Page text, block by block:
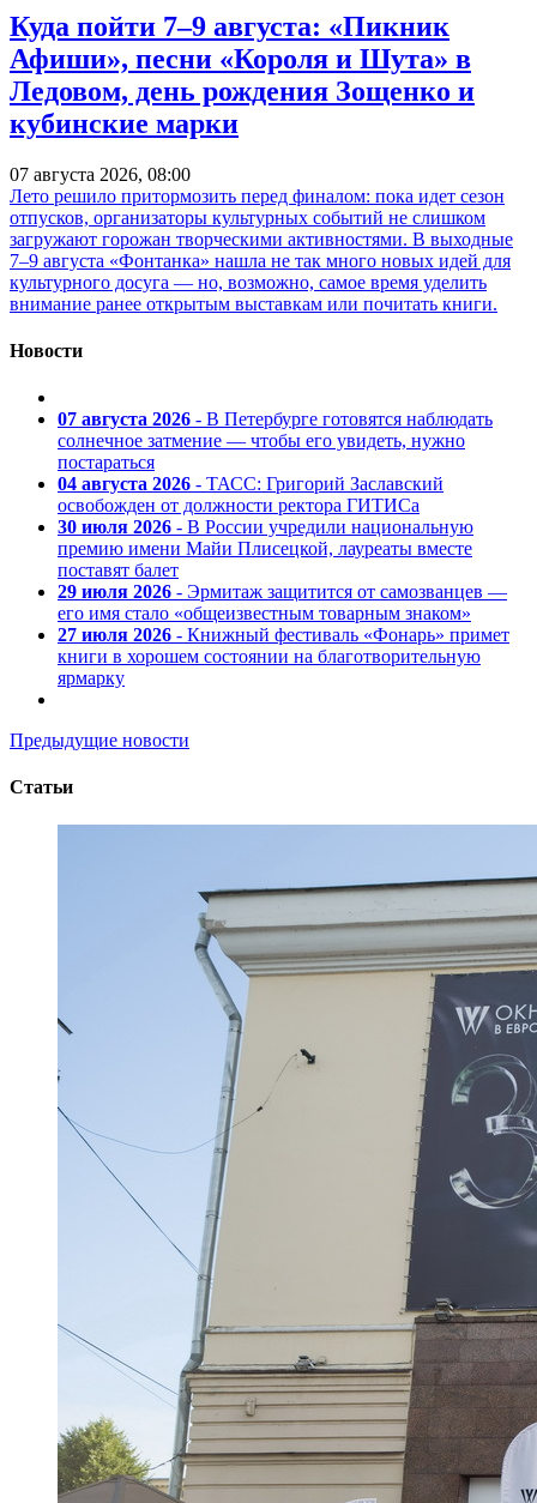
Куда пойти 7–9 августа: «Пикник
Афиши», песни «Короля и Шута» в
Ледовом, день рождения Зощенко и
кубинские марки
07 августа 2026, 08:00
Лето решило притормозить перед финалом: пока идет сезон
отпусков, организаторы культурных событий не слишком
загружают горожан творческими активностями. В выходные
7–9 августа «Фонтанка» нашла не так много новых идей для
культурного досуга — но, возможно, самое время уделить
внимание ранее открытым выставкам или почитать книги.
Новости
07 августа 2026 - В Петербурге готовятся наблюдать
солнечное затмение — чтобы его увидеть, нужно
постараться
04 августа 2026 - ТАСС: Григорий Заславский
освобожден от должности ректора ГИТИСа
30 июля 2026 - В России учредили национальную
премию имени Майи Плисецкой, лауреаты вместе
поставят балет
29 июля 2026 - Эрмитаж защитится от самозванцев —
его имя стало «общеизвестным товарным знаком»
27 июля 2026 - Книжный фестиваль «Фонарь» примет
книги в хорошем состоянии на благотворительную
ярмарку
Предыдущие новости
Статьи